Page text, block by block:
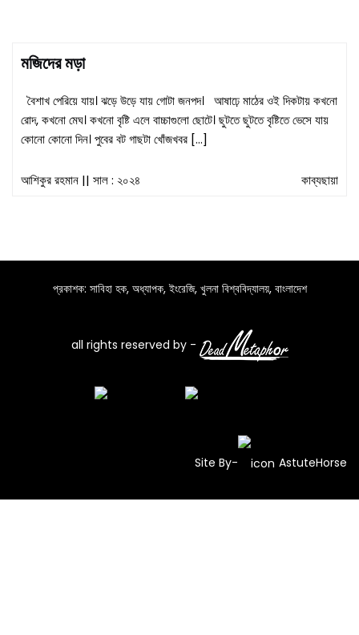
মজিদের মড়া
বৈশাখ পেরিয়ে যায়। ঝড়ে উড়ে যায় গোটা জনপদ। আষাঢ়ে মাঠের ওই দিকটায় কখনো
রোদ, কখনো মেঘ। কখনো বৃষ্টি এলে বাচ্চাগুলো ছোটে। ছুটতে ছুটতে বৃষ্টিতে ভেসে যায়
কোনো কোনো দিন। পুবের বট গাছটা খোঁজখবর […]
আশিকুর রহমান || সাল : ২০২৪ কাব্যছায়া
প্রকাশক: সাবিহা হক, অধ্যাপক, ইংরেজি, খুলনা বিশ্ববিদ্যালয়, বাংলাদেশ
all rights reserved by -
Site By- AstuteHorse